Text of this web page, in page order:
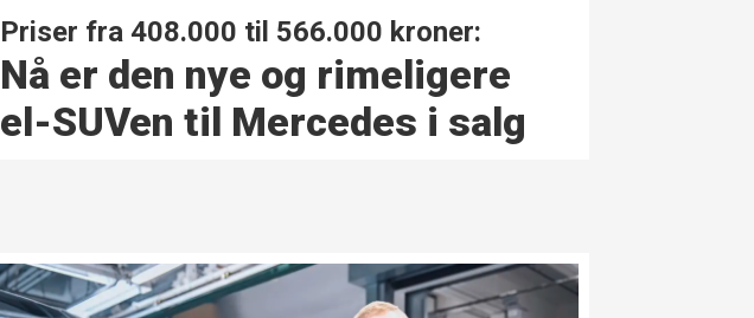
Priser fra 408.000 til 566.000 kroner:
Nå er den nye og rimeligere
el-SUVen til Mercedes i salg